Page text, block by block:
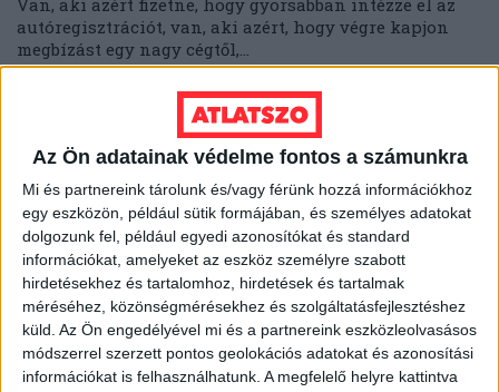
Az Ön adatainak védelme fontos a számunkra
Mi és partnereink tárolunk és/vagy férünk hozzá információkhoz
egy eszközön, például sütik formájában, és személyes adatokat
dolgozunk fel, például egyedi azonosítókat és standard
információkat, amelyeket az eszköz személyre szabott
hirdetésekhez és tartalomhoz, hirdetések és tartalmak
méréséhez, közönségmérésekhez és szolgáltatásfejlesztéshez
küld. Az Ön engedélyével mi és a partnereink eszközleolvasásos
módszerrel szerzett pontos geolokációs adatokat és azonosítási
információkat is felhasználhatunk. A megfelelő helyre kattintva
Van, aki azért fizetne, hogy gyorsabban intézze el az
autóregisztrációt, van, aki azért, hogy végre kapjon
megbízást egy nagy cégtől,...
2013. december 6. 4p
Átlátszó az „Átláccó”
Fesztiválon
December 9-én, a korrupcióellenes világnapon Maróy
Ákos atlatszo.hu társalapító bemutatja a kenőpénz-
figyelő és a közérdekű adatigénylést segítő oldalainkat
a Transparency...
ÁTLÁTSZÓ 2013. december 5. 2p